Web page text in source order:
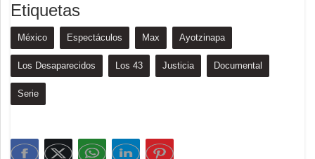
Etiquetas
México Espectáculos Max Ayotzinapa
Los Desaparecidos Los 43 Justicia Documental
Serie